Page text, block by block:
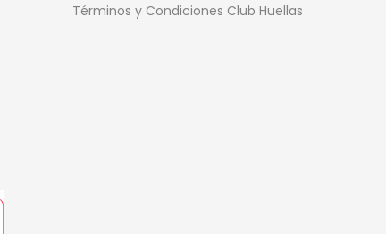
Términos y Condiciones Club Huellas